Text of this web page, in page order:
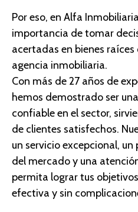
Por eso, en Alfa
importancia de tomar
acertadas en bienes raíces
agencia inmobiliaria.
Con más de 27 años de
hemos demostrado ser una
confiable en el sector,
de clientes satisfechos.
un servicio excepcional,
del mercado y una
permita lograr tus
efectiva y sin